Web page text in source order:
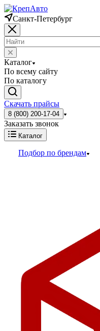
Санкт-Петербург
Каталог
По всему сайту
По каталогу
Скачать прайсы
8 (800) 200-17-04
Заказать звонок
Каталог
Подбор по брендам